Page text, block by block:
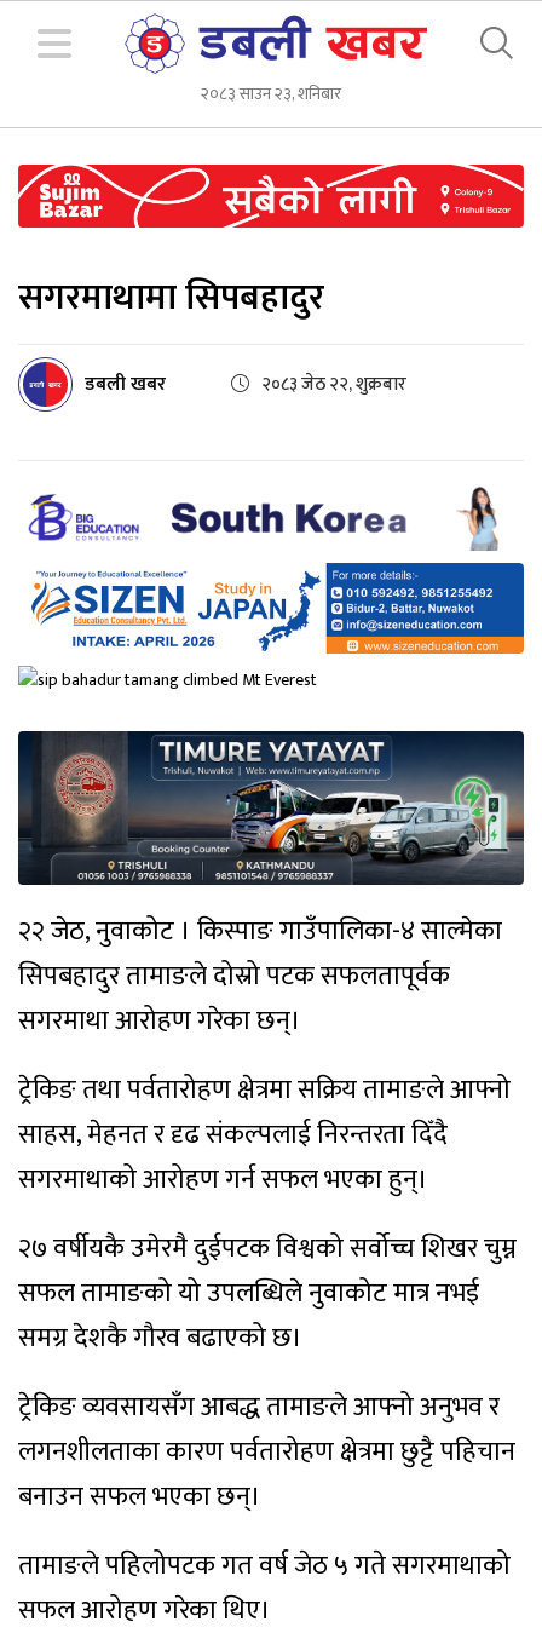
२०८३ साउन २३, शनिबार
सगरमाथामा सिपबहादुर
डबली खबर २०८३ जेठ २२, शुक्रबार
२२ जेठ, नुवाकोट । किस्पाङ गाउँपालिका-४ साल्मेका
सिपबहादुर तामाङले दोस्रो पटक सफलतापूर्वक
सगरमाथा आरोहण गरेका छन्।
ट्रेकिङ तथा पर्वतारोहण क्षेत्रमा सक्रिय तामाङले आफ्नो
साहस, मेहनत र दृढ संकल्पलाई निरन्तरता दिँदै
सगरमाथाको आरोहण गर्न सफल भएका हुन्।
२७ वर्षीयकै उमेरमै दुईपटक विश्वको सर्वोच्च शिखर चुम्न
सफल तामाङको यो उपलब्धिले नुवाकोट मात्र नभई
समग्र देशकै गौरव बढाएको छ।
ट्रेकिङ व्यवसायसँग आबद्ध तामाङले आफ्नो अनुभव र
लगनशीलताका कारण पर्वतारोहण क्षेत्रमा छुट्टै पहिचान
बनाउन सफल भएका छन्।
तामाङले पहिलोपटक गत वर्ष जेठ ५ गते सगरमाथाको
सफल आरोहण गरेका थिए।